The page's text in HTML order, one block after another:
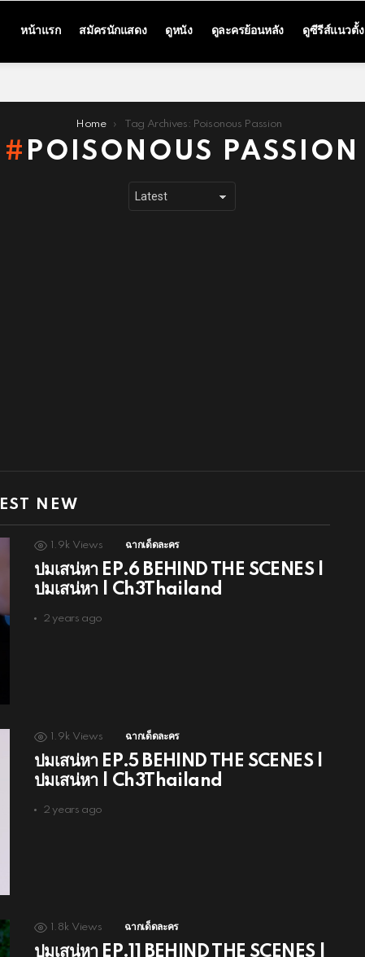
หน้าแรก สมัครนักแสดง ดูหนัง ดูละครย้อนหลัง ดูซีรีส์แนวตั้ง
Home Tag Archives: Poisonous Passion
POISONOUS PASSION
NEW
1.9k Views ฉากเด็ดละคร
ปมเสน่หา EP.6 BEHIND THE SCENES |
ปมเสน่หา | Ch3Thailand
2 years ago
1.9k Views ฉากเด็ดละคร
ปมเสน่หา EP.5 BEHIND THE SCENES |
ปมเสน่หา | Ch3Thailand
2 years ago
1.8k Views ฉากเด็ดละคร
ปมเสน่หา EP.11 BEHIND THE SCENES |